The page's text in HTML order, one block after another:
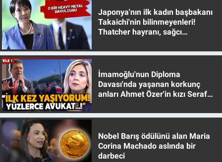
Japonya'nın ilk kadın başbakanı
Takaichi'nin bilinmeyenleri!
Thatcher hayranı, sağcı
İmamoğlu'nun Diploma
Davası'nda yaşanan korkunç
anları Ahmet Özer'in kızı Seraf
Nobel Barış ödülünü alan Maria
Corina Machado aslında bir
darbeci
Popüler
Programlar
Sağlık
Spor
Teknoloji
Türkiye'nin Geleceği
Türkiye'nin Gündemi